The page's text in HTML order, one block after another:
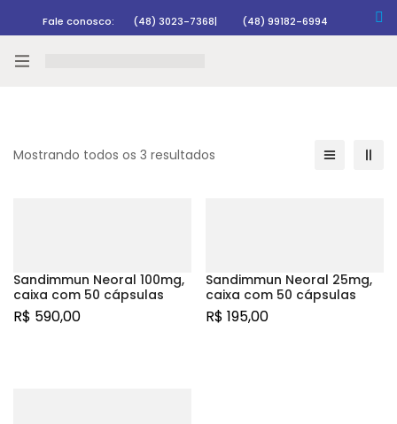
Fale conosco: (48) 3023-7368| (48) 99182-6994
Mostrando todos os 3 resultados
Sandimmun Neoral 100mg,
caixa com 50 cápsulas
R$ 590,00
Sandimmun Neoral 25mg,
caixa com 50 cápsulas
R$ 195,00